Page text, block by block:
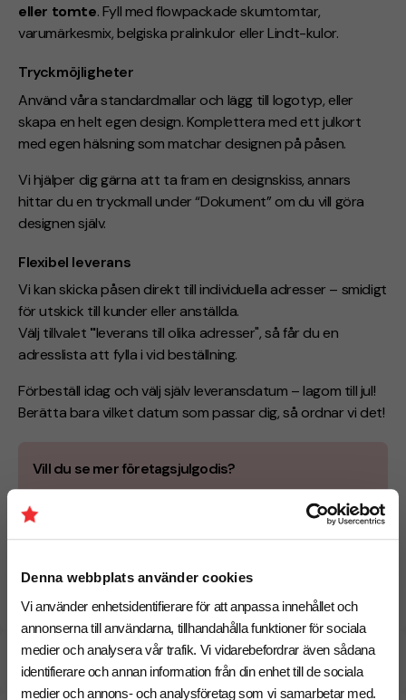
Denna webbplats använder cookies
Vi använder enhetsidentifierare för att anpassa innehållet och
annonserna till användarna, tillhandahålla funktioner för sociala
medier och analysera vår trafik. Vi vidarebefordrar även sådana
identifierare och annan information från din enhet till de sociala
medier och annons- och analysföretag som vi samarbetar med.
eller tomte. Fyll med flowpackade skumtomtar,
varumärkesmix, belgiska pralinkulor eller Lindt-kulor.
Tryckmöjligheter
Använd våra standardmallar och lägg till logotyp, eller
skapa en helt egen design. Komplettera med ett julkort
med egen hälsning som matchar designen på påsen.
Vi hjälper dig gärna att ta fram en designskiss, annars
hittar du en tryckmall under “Dokument” om du vill göra
designen själv.
Flexibel leverans
Vi kan skicka påsen direkt till individuella adresser – smidigt
för utskick till kunder eller anställda.
Välj tillvalet "leverans till olika adresser", så får du en
adresslista att fylla i vid beställning.
Förbeställ idag och välj själv leveransdatum – lagom till jul!
Berätta bara vilket datum som passar dig, så ordnar vi det!
Vill du se mer företagsjulgodis?
För en mindre julhälsning till kunder, personal eller
samarbetspartners kan du se fler
företagsjulgodisi
olika påsar och presentformat.
Skicka direkt till mottagaren
Specifikationer